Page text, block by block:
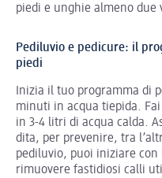
piedi e unghie almeno due
Pediluvio e pedicure: il
piedi
Inizia il tuo programma di
minuti in acqua tiepida.
in 3-4 litri di acqua calda.
dita, per prevenire, tra
pediluvio, puoi iniziare con
rimuovere fastidiosi calli